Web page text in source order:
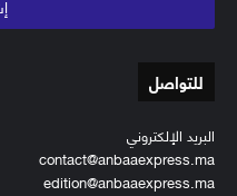
للتواصل
البريد الإلكتروني
contact@anbaaexpress.ma
edition@anbaaexpress.ma